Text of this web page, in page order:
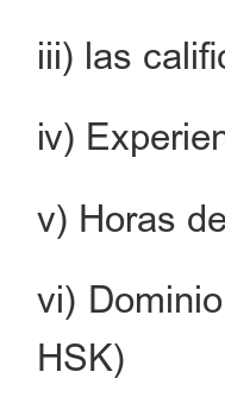
iii) las
iv)
v) Horas
vi)
HSK)